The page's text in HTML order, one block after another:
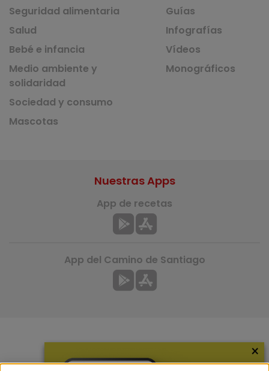
Seguridad alimentaria
Salud
Bebé e infancia
Medio ambiente y
solidaridad
Sociedad y consumo
Mascotas
Guías
Infografías
Vídeos
Monográficos
Nuestras Apps
App de recetas
App del Camino de Santiago
×